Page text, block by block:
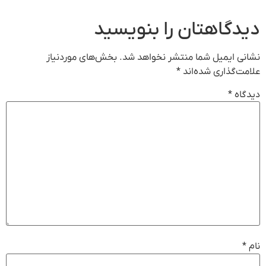
دیدگاهتان را بنویسید
نشانی ایمیل شما منتشر نخواهد شد. بخش‌های موردنیاز
علامت‌گذاری شده‌اند *
دیدگاه *
نام *